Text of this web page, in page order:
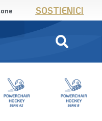
SOSTIENICI